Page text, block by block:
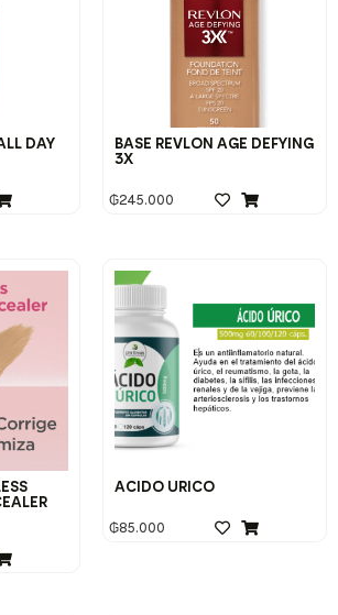
DAY
BASE REVLON AGE DEFYING
3X
₲245.000
ACIDO URICO
₲85.000